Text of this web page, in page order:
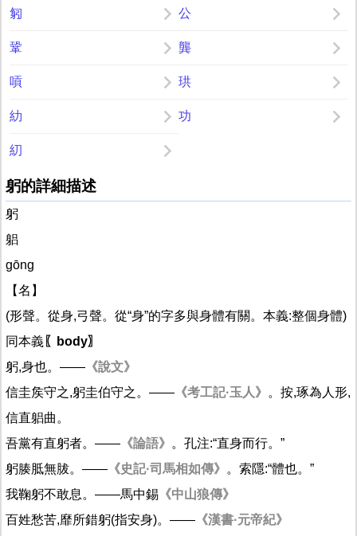
匑 公
鞏 龔
嗊 珙
糼 功
糿
躬的詳細描述
躬
躳
gōng
【名】
(形聲。從身,弓聲。從“身”的字多與身體有關。本義:整個身體)
同本義 〖body〗
躬,身也。—— 《說文》
信圭矦守之,躬圭伯守之。—— 《考工記·玉人》 。按,琢為人形,
信直躳曲。
吾黨有直躬者。—— 《論語》 。孔注:“直身而行。”
躬腠胝無胈。—— 《史記·司馬相如傳》 。索隱:“體也。”
我鞠躬不敢息。——馬中錫 《中山狼傳》
百姓愁苦,靡所錯躬(指安身)。—— 《漢書·元帝紀》